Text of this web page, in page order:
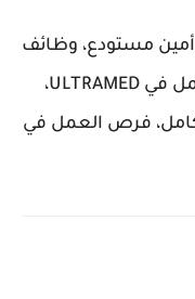
مستودع، وظائف
إدارة المخزون في الكويت، فرص عمل في ULTRAMED،
فرص العمل في